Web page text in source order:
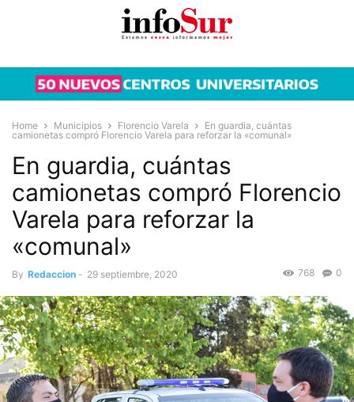
Home Municipios Florencio Varela
En guardia, cuántas
camionetas compró Florencio Varela para reforzar la «comunal»
En guardia, cuántas
camionetas compró Florencio
Varela para reforzar la
«comunal»
By Redaccion - 29 septiembre, 2020 0
768